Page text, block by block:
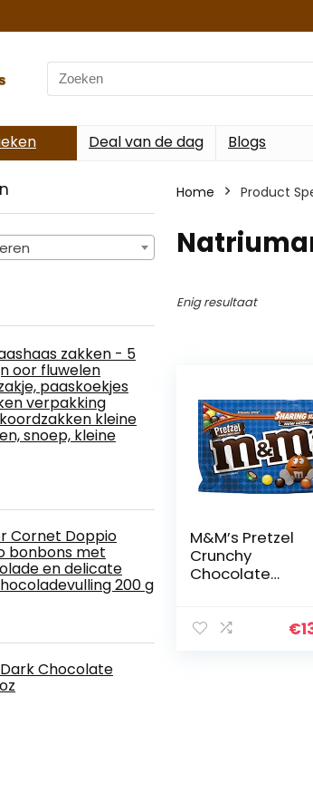
Search
for:
Deal van de dag Blogs
zakken - 5
oor fluwelen
paaskoekjes
verpakking
kleine
snoep, kleine
Cornet Doppio
bonbons met
en delicate
200 g
Chocolate
Home Product
Enig resultaat
M&M’s Pretzel
Crunchy
Chocolate
€